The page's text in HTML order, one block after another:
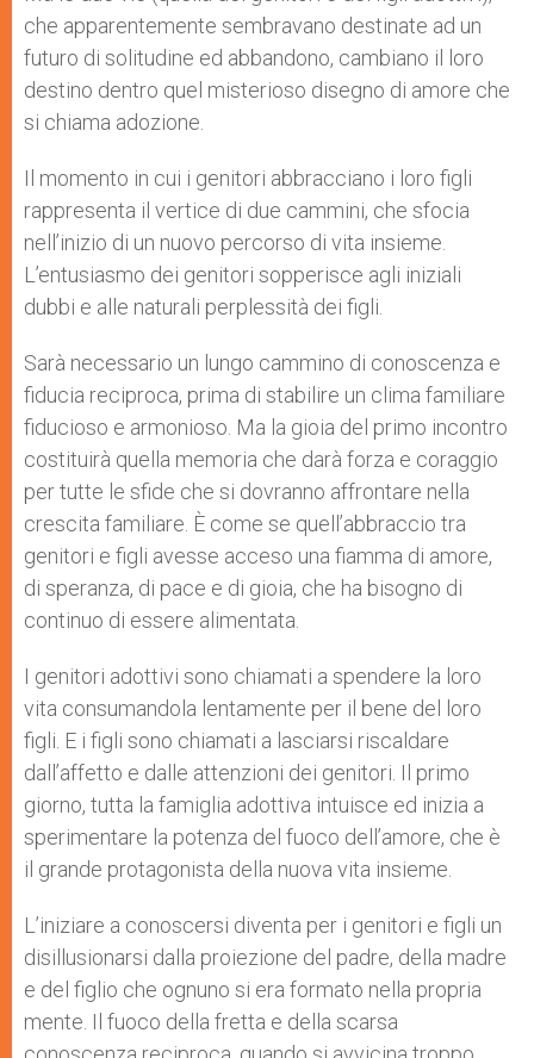
che apparentemente sembravano destinate ad un
futuro di solitudine ed abbandono, cambiano il loro
destino dentro quel misterioso disegno di amore che
si chiama adozione.
Il momento in cui i genitori abbracciano i loro figli
rappresenta il vertice di due cammini, che sfocia
nell’inizio di un nuovo percorso di vita insieme.
L’entusiasmo dei genitori sopperisce agli iniziali
dubbi e alle naturali perplessità dei figli.
Sarà necessario un lungo cammino di conoscenza e
fiducia reciproca, prima di stabilire un clima familiare
fiducioso e armonioso. Ma la gioia del primo incontro
costituirà quella memoria che darà forza e coraggio
per tutte le sfide che si dovranno affrontare nella
crescita familiare. È come se quell’abbraccio tra
genitori e figli avesse acceso una fiamma di amore,
di speranza, di pace e di gioia, che ha bisogno di
continuo di essere alimentata.
I genitori adottivi sono chiamati a spendere la loro
vita consumandola lentamente per il bene del loro
figli. E i figli sono chiamati a lasciarsi riscaldare
dall’affetto e dalle attenzioni dei genitori. Il primo
giorno, tutta la famiglia adottiva intuisce ed inizia a
sperimentare la potenza del fuoco dell’amore, che è
il grande protagonista della nuova vita insieme.
L’iniziare a conoscersi diventa per i genitori e figli un
disillusionarsi dalla proiezione del padre, della madre
e del figlio che ognuno si era formato nella propria
mente. Il fuoco della fretta e della scarsa